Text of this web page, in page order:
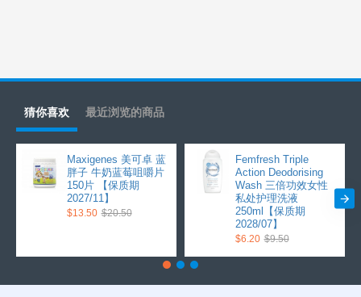
猜你喜欢 最近浏览的商品
Maxigenes 美可卓 蓝
胖子 牛奶蓝莓咀嚼片
150片 【保质期
2027/11】
$13.50 $20.50
Femfresh Triple
Action Deodorising
Wash 三倍功效女性
私处护理洗液
250ml【保质期
2028/07】
$6.20 $9.50